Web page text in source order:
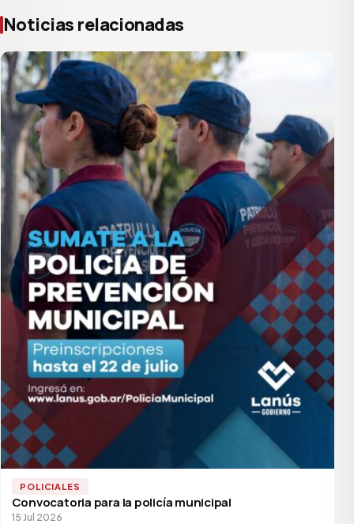
Noticias relacionadas
POLICIALES
Convocatoria para la policía municipal
15 Jul 2026